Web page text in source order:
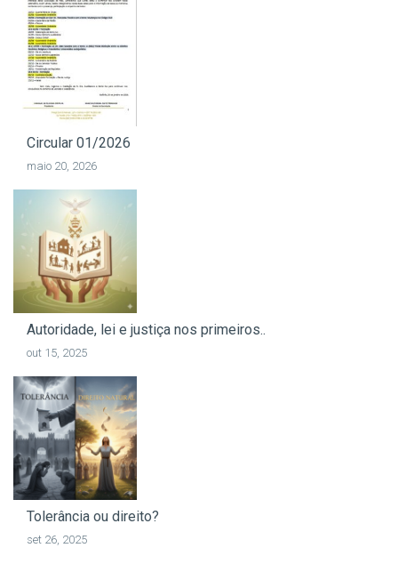
Circular 01/2026
maio 20, 2026
Autoridade, lei e justiça nos primeiros..
out 15, 2025
Tolerância ou direito?
set 26, 2025